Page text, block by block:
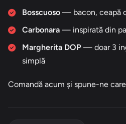
Bosscuoso — bacon, ceapă
Carbonara — inspirată din
Margherita DOP — doar 3
simplă
Comandă acum și spune-ne